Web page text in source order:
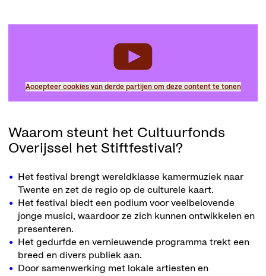
Accepteer cookies van derde partijen om deze content te tonen
Waarom steunt het Cultuurfonds
Overijssel het Stiftfestival?
Het festival brengt wereldklasse kamermuziek naar
Twente en zet de regio op de culturele kaart.
Het festival biedt een podium voor veelbelovende
jonge musici, waardoor ze zich kunnen ontwikkelen en
presenteren.
Het gedurfde en vernieuwende programma trekt een
breed en divers publiek aan.
Door samenwerking met lokale artiesten en